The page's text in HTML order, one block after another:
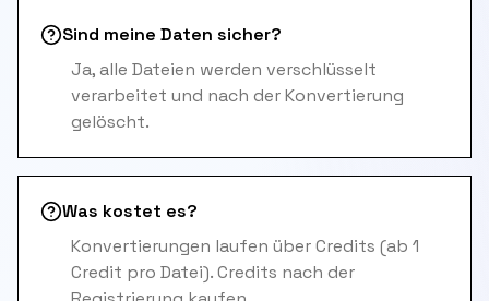
Sind meine Daten sicher?
Ja, alle Dateien werden verschlüsselt
verarbeitet und nach der Konvertierung
gelöscht.
Was kostet es?
Konvertierungen laufen über Credits (ab 1
Credit pro Datei). Credits nach der